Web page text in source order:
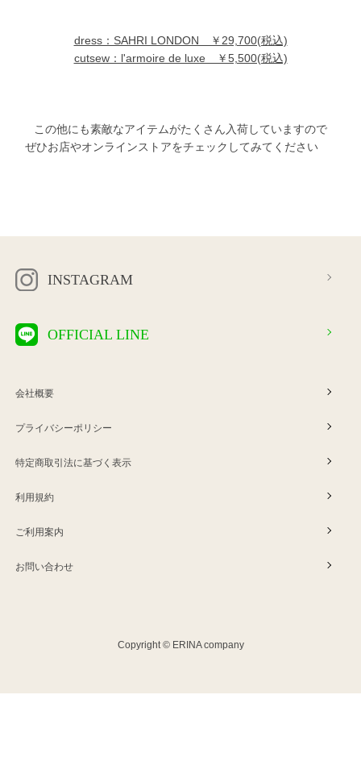
dress：SAHRI LONDON ￥29,700(税込)
cutsew：l'armoire de luxe ￥5,500(税込)
この他にも素敵なアイテムがたくさん入荷していますので
ぜひお店やオンラインストアをチェックしてみてください
INSTAGRAM
OFFICIAL LINE
会社概要
プライバシーポリシー
特定商取引法に基づく表示
利用規約
ご利用案内
お問い合わせ
Copyright © ERINA company